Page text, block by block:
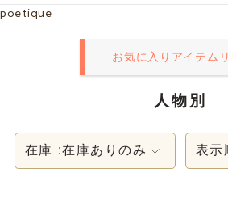
poetique
お気に入りアイテム
人物別
在庫 :在庫ありのみ 表示